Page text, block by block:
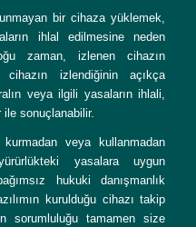
bir cihaza yüklemek,
ihlal edilmesine neden
zaman, izlenen cihazın
cihazın izlendiğinin açıkça
veya ilgili yasaların ihlali,
ile sonuçlanabilir.
kurmadan veya kullanmadan
yasalara uygun
hukuki danışmanlık
kurulduğu cihazı takip
sorumluluğu tamamen size